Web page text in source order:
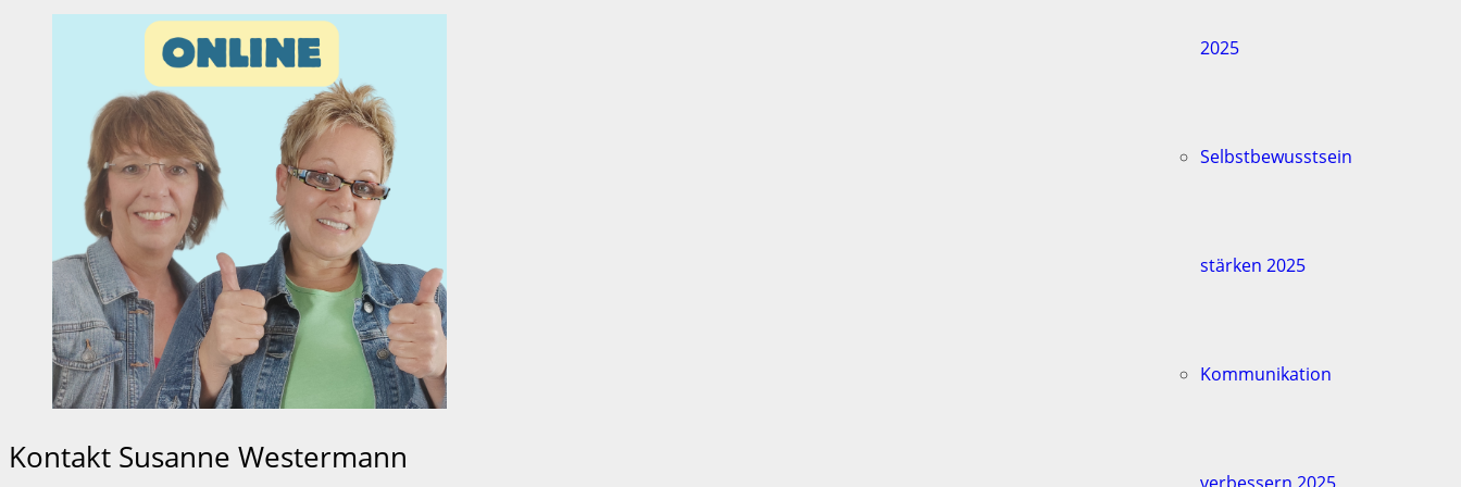
2025
Selbstbewusstsein
stärken 2025
Kommunikation
Kontakt Susanne Westermann